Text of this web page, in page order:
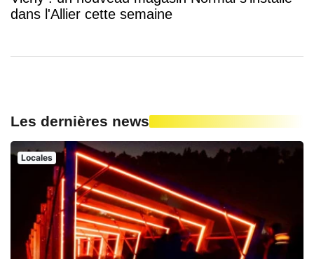
dans l'Allier cette semaine
Les dernières news
Locales